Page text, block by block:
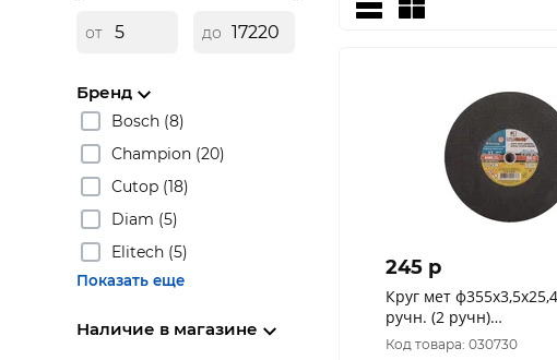
от до
Бренд
Bosch (8)
Champion (20)
Cutop (18)
Diam (5)
Elitech (5)
Показать еще
Наличие в магазине
245 p
Круг мет ф355х3,5х25,4
ручн. (2 ручн)
(D11003552535010) (уп.
Код товара: 030730